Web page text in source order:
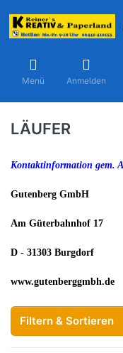
Menü Anmelden
LÄUFER
Kontaktinformation gem.
Gutenberg GmbH
Am Güterbahnhof 17
D - 31303 Burgdorf
www.gutenberggmbh.de
Filtern & Sortieren